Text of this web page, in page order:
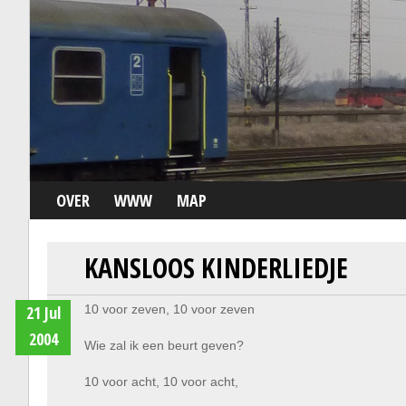
OVER WWW MAP
KANSLOOS KINDERLIEDJE
21 Jul
2004
10 voor zeven, 10 voor zeven
Wie zal ik een beurt geven?
10 voor acht, 10 voor acht,